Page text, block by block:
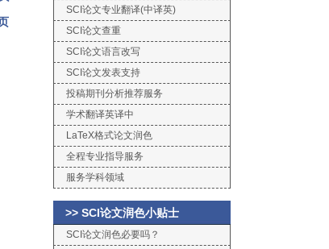
SCI论文专业翻译(中译英)
SCI论文查重
SCI论文语言改写
SCI论文发表支持
投稿期刊分析推荐服务
学术翻译英译中
LaTeX格式论文润色
全程专业指导服务
服务学科领域
>> SCI论文润色小贴士
SCI论文润色必要吗？